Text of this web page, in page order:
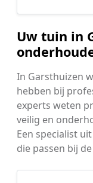
Uw tuin in
In Garsthuizen
hebben bij
experts weten
veilig en
Een specialist
die passen bij